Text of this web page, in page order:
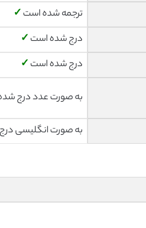
ترجمه شده است ✓
درج شده است ✓
درج شده است ✓
به صورت عدد درج
به صورت انگلیسی